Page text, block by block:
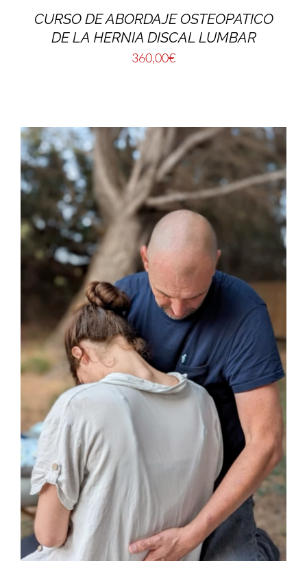
CURSO DE ABORDAJE OSTEOPATICO
DE LA HERNIA DISCAL LUMBAR
360,00€